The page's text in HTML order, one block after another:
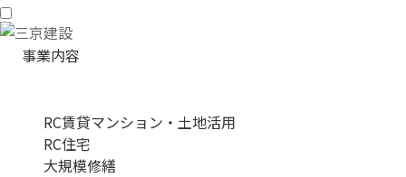
事業内容
RC賃貸マンション・土地活用
RC住宅
大規模修繕